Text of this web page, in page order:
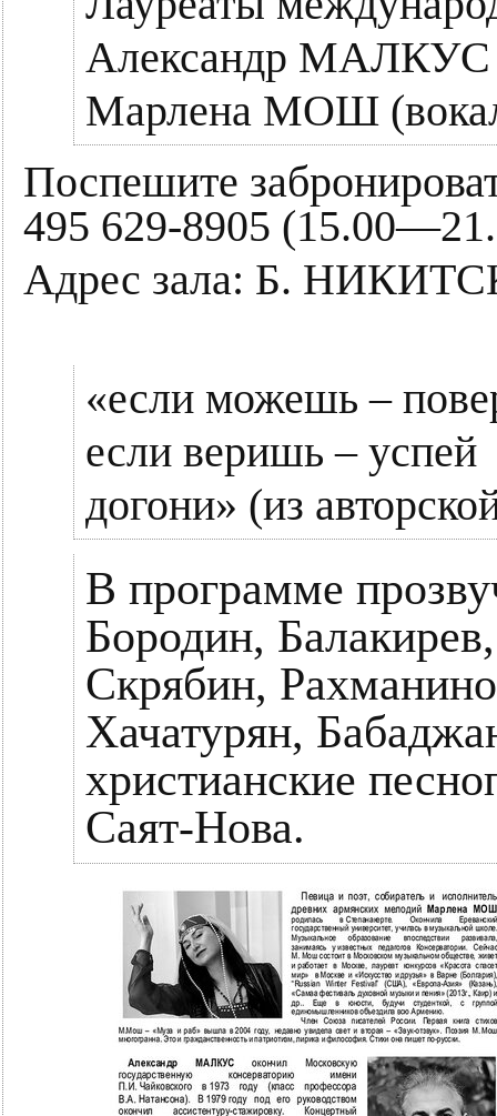
Александр МАЛКУС
Марлена МОШ
Поспешите
495 629-8905
Адрес зала: Б.
«если можешь –
если веришь – успей
догони» (из
В программе
Бородин,
Скрябин,
Хачатурян,
христианские
Саят-Нова.